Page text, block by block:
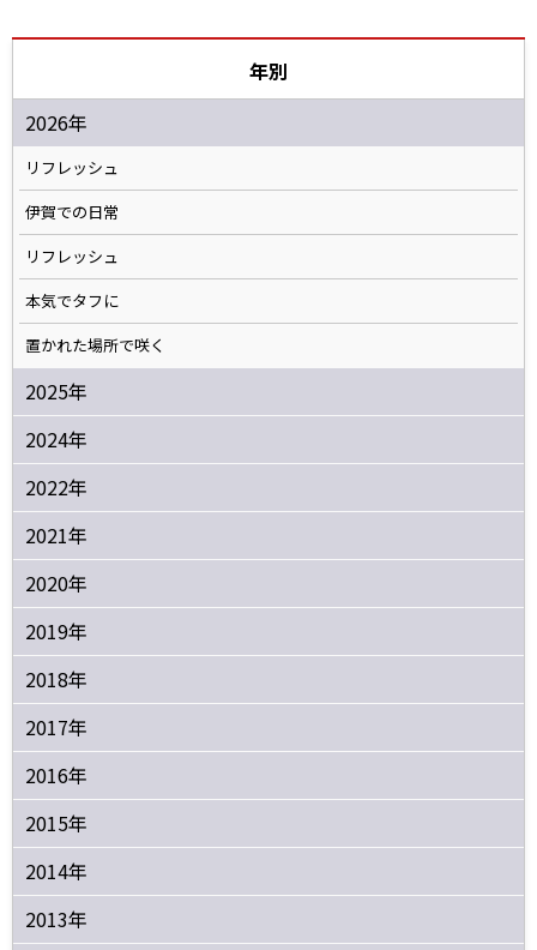
年別
2026年
リフレッシュ
伊賀での日常
リフレッシュ
本気でタフに
置かれた場所で咲く
2025年
2024年
2022年
2021年
2020年
2019年
2018年
2017年
2016年
2015年
2014年
2013年